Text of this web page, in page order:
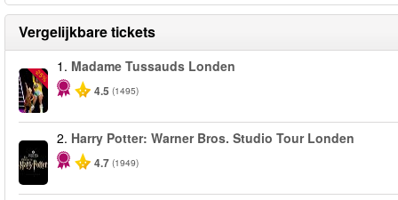
Vergelijkbare tickets
-25%
1. Madame Tussauds Londen
4.5 (1495)
2. Harry Potter: Warner Bros. Studio Tour Londen
4.7 (1949)